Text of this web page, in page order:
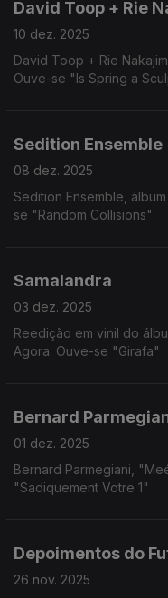
David Toop + Rie
10 dez. 2025
David Toop + Rie
Ouve-se "Is Spring a
Sedition Ensemble
08 dez. 2025
Sedition Ensemble,
se "Random Collisions"
Samalandra
03 dez. 2025
Reedição em vinil do
Agora. Ouve-se "Girafa"
Bernard
01 dez. 2025
Bernard Parmegiani,
"Sadiquement Votre 1"
Depoimentos do
26 nov. 2025